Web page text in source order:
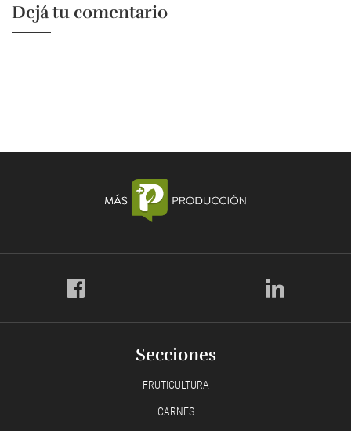
Dejá tu comentario
Secciones
FRUTICULTURA
CARNES